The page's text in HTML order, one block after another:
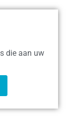
die aan uw